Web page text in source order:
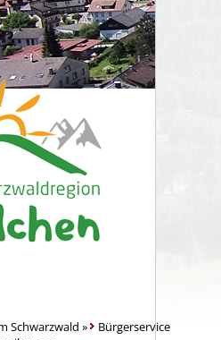
Schwarzwald »
Bürgerservice